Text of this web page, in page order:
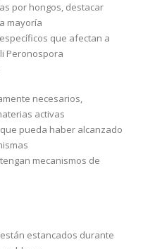
por hongos, destacar
mayoría
que afectan a
Peronospora
necesarios,
activas
pueda haber alcanzado
mecanismos de
estancados durante